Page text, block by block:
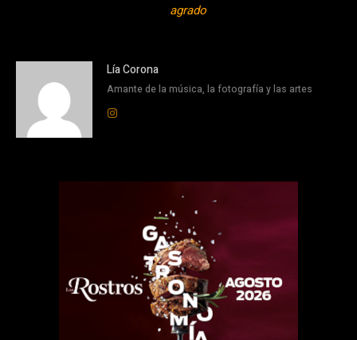
agrado
Lía Corona
Amante de la música, la fotografía y las artes